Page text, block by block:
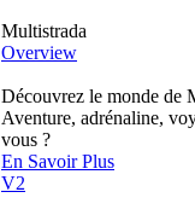
Multistrada
Overview
Découvrez le monde de
Aventure, adrénaline,
vous ?
En Savoir Plus
V2